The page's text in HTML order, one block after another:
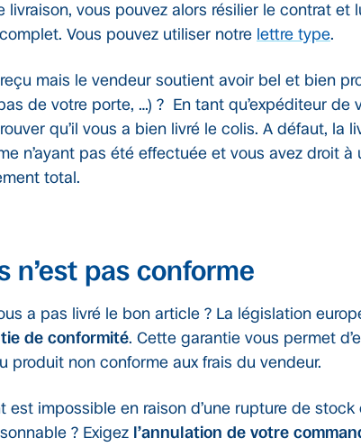
livraison, vous pouvez alors résilier le contrat et
Vous pouvez utiliser notre lettre type.
reçu mais le vendeur soutient avoir bel et bien
de votre porte, …) ? En tant qu’expéditeur de
qu’il vous a bien livré le colis. A défaut, la
n’ayant pas été effectuée et vous avez droit à
total.
n’est pas conforme
a pas livré le bon article ? La législation
de conformité. Cette garantie vous permet
produit non conforme aux frais du vendeur.
est impossible en raison d’une rupture de
? Exigez l’annulation de votre